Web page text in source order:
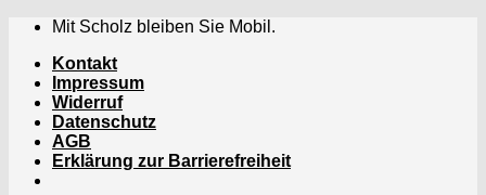
Zum
springen
Mit Scholz bleiben Sie Mobil.
Kontakt
Impressum
Widerruf
Datenschutz
AGB
Erklärung zur Barrierefreiheit